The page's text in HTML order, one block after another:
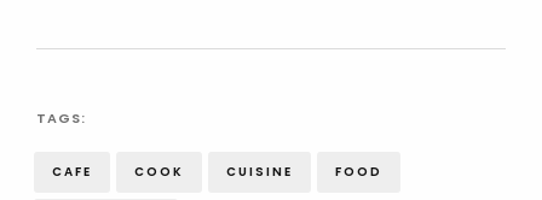
TAGS:
CAFE COOK CUISINE FOOD